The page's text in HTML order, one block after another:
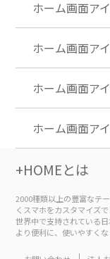
ホーム画面ア
ホーム画面ア
ホーム画面ア
ホーム画面ア
+HOMEとは
2000種類以上の豊富なテ
くスマホをカスタマイズで
世界中で支持されている
より便利に、使いやすく